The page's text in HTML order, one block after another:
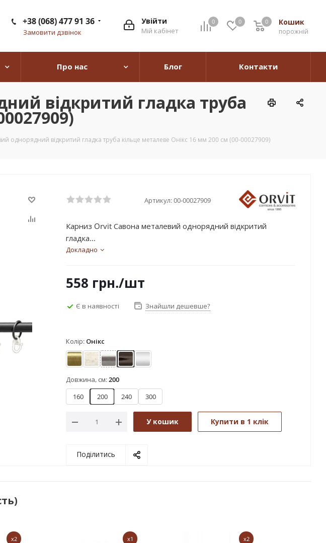
0 0 Кошик
0
порожній
0
Увійти
Мій кабінет
+38 (068) 477 91 36
Замовити дзвінок
Про нас Блог Контакти
відкритий гладка труба
однорядний відкритий гладка труба кільце металеве Онікс 16 мм 200 см (00-00027909)
Артикул:00-00027909
Карниз Orvit Савона металевий однорядний відкритий
гладка...
Докладно
558 грн./шт
Є в наявності Знайшли дешевше?
Колір: Онікс
АнтикБіле золото
Нержавіюча сталь
ОніксСатин
Довжина, см:200
160
200 240 300
У кошик Купити в 1 клік
Поділитись
x2 x1 x2